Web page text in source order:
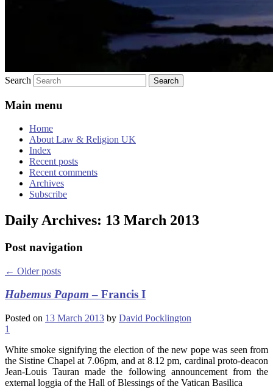
Search
Main menu
Home
About Law & Religion UK
Index
Recent posts
Recent comments
Archives
Subscribe
Daily Archives: 13 March 2013
Post navigation
← Older posts
Habemus Papam – Francis I
Posted on 13 March 2013 by David Pocklington
1
White smoke signifying the election of the new pope was seen from
the Sistine Chapel at 7.06pm, and at 8.12 pm, cardinal proto-deacon
Jean-Louis Tauran made the following announcement from the
external loggia of the Hall of Blessings of the Vatican Basilica